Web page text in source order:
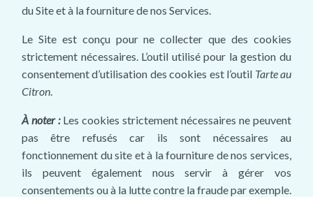
du Site et à la fourniture de nos Services.
Le Site est conçu pour ne collecter que des cookies
strictement nécessaires. L’outil utilisé pour la gestion du
consentement d’utilisation des cookies est l’outil Tarte au
Citron
À noter :Les cookies strictement nécessaires ne peuvent
pas être refusés car ils sont nécessaires au
fonctionnement du site et à la fourniture de nos services,
ils peuvent également nous servir à gérer vos
consentements ou à la lutte contre la fraude par exemple.